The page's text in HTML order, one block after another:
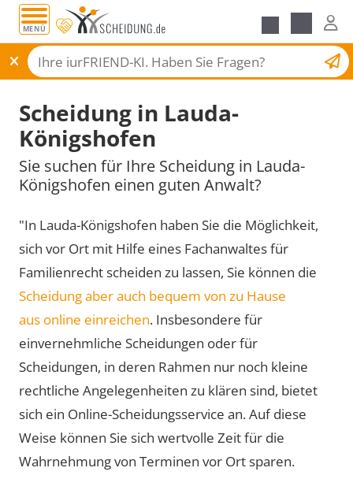
MENÜ
Scheidungsantrag
Scheidung in Lauda-
Königshofen
Sie suchen für Ihre Scheidung in Lauda-
Königshofen einen guten Anwalt?
"In Lauda-Königshofen haben Sie die Möglichkeit,
sich vor Ort mit Hilfe eines Fachanwaltes für
Familienrecht scheiden zu lassen, Sie können die
Scheidung aber auch bequem von zu Hause
aus online einreichen. Insbesondere für
einvernehmliche Scheidungen oder für
Scheidungen, in deren Rahmen nur noch kleine
rechtliche Angelegenheiten zu klären sind, bietet
sich ein Online-Scheidungsservice an. Auf diese
Weise können Sie sich wertvolle Zeit für die
Wahrnehmung von Terminen vor Ort sparen.